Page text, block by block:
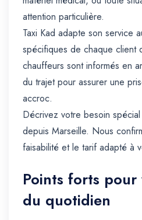
attention particulière.
Taxi Kad adapte son service
spécifiques de chaque client
chauffeurs sont informés en
du trajet pour assurer une
accroc.
Décrivez votre besoin
depuis Marseille. Nous
faisabilité et le tarif adapté à
Points forts pour
du quotidien